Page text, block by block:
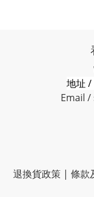
地址 /
Email
退換貨政策| 條款